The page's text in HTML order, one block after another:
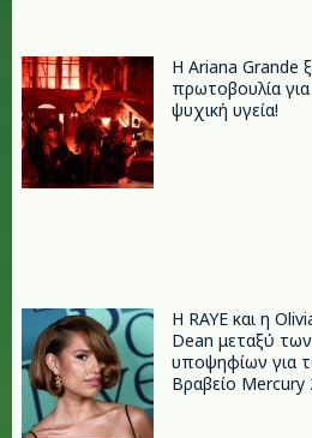
Η Ariana Grande
πρωτοβουλία
ψυχική υγεία!
Η RAYE και η
Dean μεταξύ των
υποψηφίων για
Βραβείο Mercury